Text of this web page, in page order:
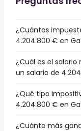
¿Cuántos
4.204.800 € en
¿Cuál es el
un salario de
¿Qué tipo
4.204.800 € en
¿Cuánto más